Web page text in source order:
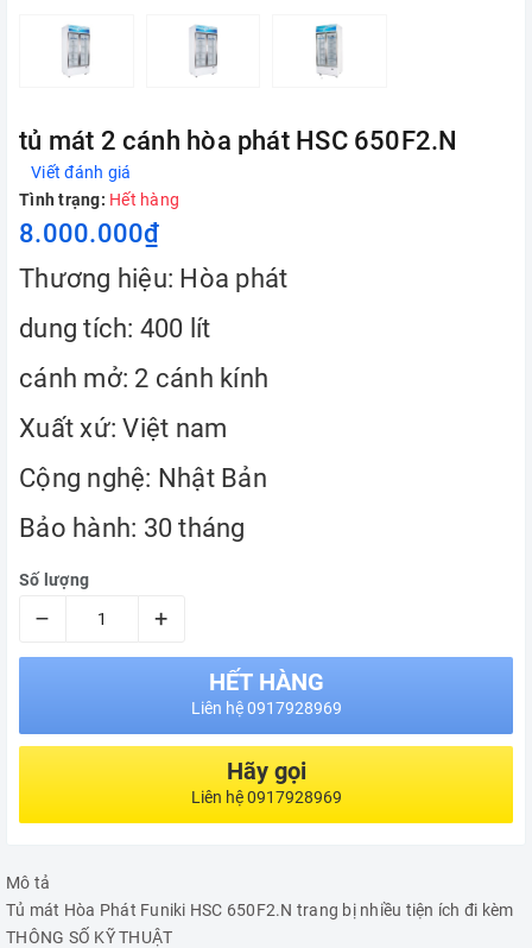
tủ mát 2 cánh hòa phát HSC 650F2.N
Viết đánh giá
Tình trạng: Hết hàng
8.000.000₫
Thương hiệu: Hòa phát
dung tích: 400 lít
cánh mở: 2 cánh kính
Xuất xứ: Việt nam
Cộng nghệ: Nhật Bản
Bảo hành: 30 tháng
Số lượng
– +
HẾT HÀNG
Liên hệ 0917928969
Hãy gọi
Liên hệ 0917928969
Mô tả
Tủ mát Hòa Phát Funiki HSC 650F2.N trang bị nhiều tiện ích đi kèm
THÔNG SỐ KỸ THUẬT